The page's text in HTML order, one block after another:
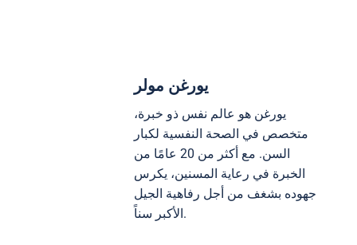
يورغن مولر
يورغن هو عالم نفس ذو خبرة،
متخصص في الصحة النفسية لكبار
السن. مع أكثر من 20 عامًا من
الخبرة في رعاية المسنين، يكرس
جهوده بشغف من أجل رفاهية الجيل
الأكبر سناً.